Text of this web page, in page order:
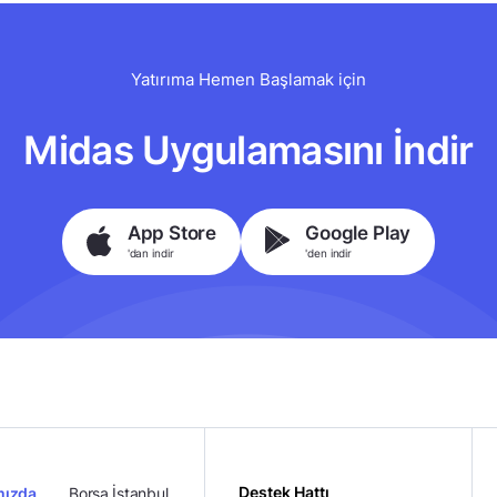
Yatırıma Hemen Başlamak için
Midas Uygulamasını İndir
App Store
'dan indir
Google Play
'den indir
Borsa İstanbul Destek Hattı